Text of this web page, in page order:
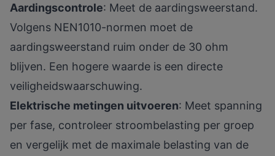
Aardingscontrole: Meet de aardingsweerstand.
Volgens NEN1010-normen moet de
aardingsweerstand ruim onder de 30 ohm
blijven. Een hogere waarde is een directe
veiligheidswaarschuwing.
Elektrische metingen uitvoeren: Meet spanning
per fase, controleer stroombelasting per groep
en vergelijk met de maximale belasting van de